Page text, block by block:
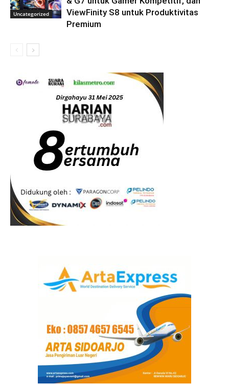
Uncategorized
ViewFinity S8 untuk Produktivitas
Premium